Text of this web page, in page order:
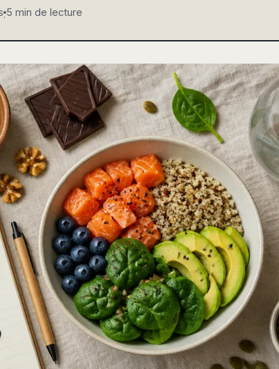
·5 min de lecture